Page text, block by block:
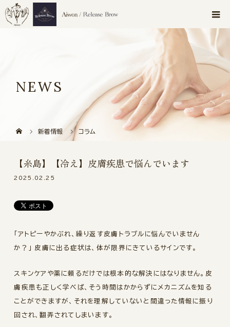
NEWS
新着情報 コラム
【糸島】【冷え】皮膚疾患で悩んでいます
2025.02.25
「アトピーやかぶれ、繰り返す皮膚トラブルに悩んでいません
か？」 皮膚に出る症状は、体が限界にきているサインです。
スキンケアや薬に頼るだけでは根本的な解決にはなりません。皮
膚疾患も正しく学べば、そう時間はかからずにメカニズムを知る
ことができますが、それを理解していないと間違った情報に振り
回され、翻弄されてしまいます。